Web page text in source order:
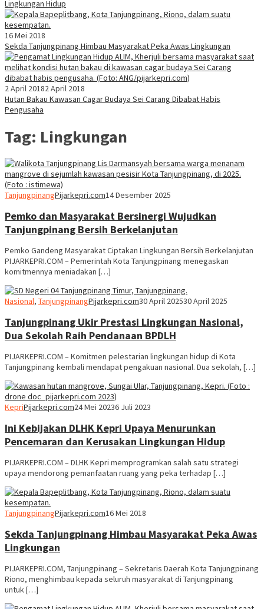
Lingkungan Hidup
16 Mei 2018
Sekda Tanjungpinang Himbau Masyarakat Peka Awas Lingkungan
2 April 20182 April 2018
Hutan Bakau Kawasan Cagar Budaya Sei Carang Dibabat Habis
Pengusaha
Tag: Lingkungan
TanjungpinangPijarkepri.com14 Desember 2025
Pemko dan Masyarakat Bersinergi Wujudkan
Tanjungpinang Bersih Berkelanjutan
Pemko Gandeng Masyarakat Ciptakan Lingkungan Bersih Berkelanjutan
PIJARKEPRI.COM – Pemerintah Kota Tanjungpinang menegaskan
komitmennya meniadakan […]
Nasional, TanjungpinangPijarkepri.com30 April 202530 April 2025
Tanjungpinang Ukir Prestasi Lingkungan Nasional,
Dua Sekolah Raih Pendanaan BPDLH
PIJARKEPRI.COM – Komitmen pelestarian lingkungan hidup di Kota
Tanjungpinang kembali mendapat pengakuan nasional. Dua sekolah, […]
KepriPijarkepri.com24 Mei 20236 Juli 2023
Ini Kebijakan DLHK Kepri Upaya Menurunkan
Pencemaran dan Kerusakan Lingkungan Hidup
PIJARKEPRI.COM – DLHK Kepri memprogramkan salah satu strategi
upaya mendorong pemanfaatan ruang yang peka terhadap […]
TanjungpinangPijarkepri.com16 Mei 2018
Sekda Tanjungpinang Himbau Masyarakat Peka Awas
Lingkungan
PIJARKEPRI.COM, Tanjungpinang – Sekretaris Daerah Kota Tanjungpinang
Riono, menghimbau kepada seluruh masyarakat di Tanjungpinang
untuk […]